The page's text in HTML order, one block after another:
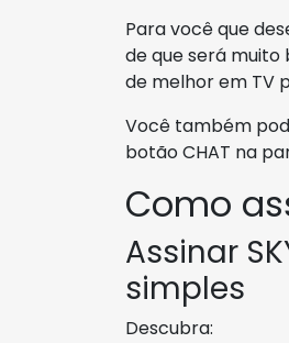
Para você que
de que será
de melhor em TV
Você também
botão CHAT na
Como
Assinar
simples
Descubra: